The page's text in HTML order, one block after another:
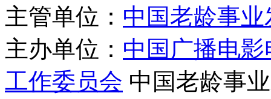
主管单位： 中国老龄事
主办单位： 中国广播电
工作委员会 中国老龄事